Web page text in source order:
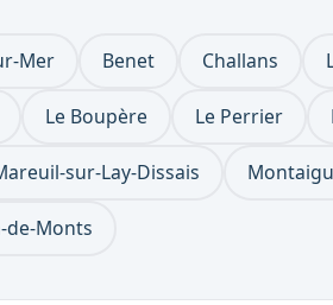
Mer Benet Challans
Le Boupère Le Perrier
sur-Lay-Dissais
de-Monts